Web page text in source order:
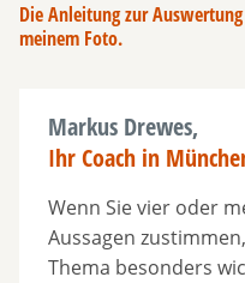
Die Anleitung zur
meinem Foto.
Markus Drewes,
Ihr Coach in
Wenn Sie vier oder
Aussagen
Thema besonders